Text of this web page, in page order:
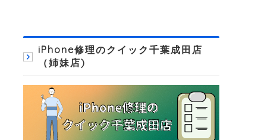
iPhone修理のクイック千葉成田店
（姉妹店)